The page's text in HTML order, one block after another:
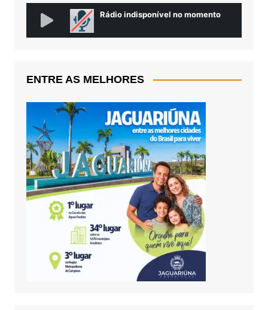
ENTRE AS MELHORES